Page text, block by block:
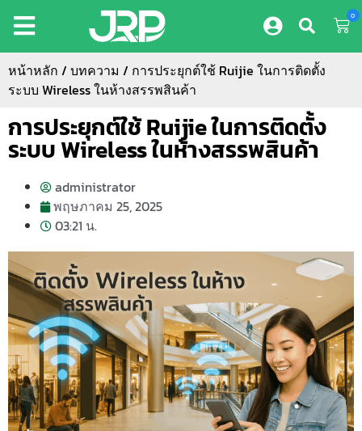
0
หน้าหลัก / บทความ / การประยุกต์ใช้ Ruijie ในการติดตั้ง
ระบบ Wireless ในห้างสรรพสินค้า
การประยุกต์ใช้ Ruijie ในการติดตั้ง
ระบบ Wireless ในห้างสรรพสินค้า
administrator
พฤษภาคม 25, 2025
03:21 น.